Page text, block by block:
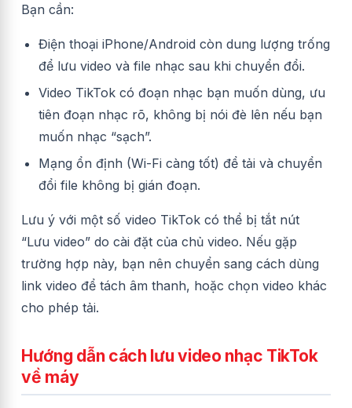
Bạn cần:
Điện thoại iPhone/Android còn dung lượng trống
để lưu video và file nhạc sau khi chuyển đổi.
Video TikTok có đoạn nhạc bạn muốn dùng, ưu
tiên đoạn nhạc rõ, không bị nói đè lên nếu bạn
muốn nhạc “sạch”.
Mạng ổn định (Wi-Fi càng tốt) để tải và chuyển
đổi file không bị gián đoạn.
Lưu ý với một số video TikTok có thể bị tắt nút
“Lưu video” do cài đặt của chủ video. Nếu gặp
trường hợp này, bạn nên chuyển sang cách dùng
link video để tách âm thanh, hoặc chọn video khác
cho phép tải.
Hướng dẫn cách lưu video nhạc TikTok
về máy